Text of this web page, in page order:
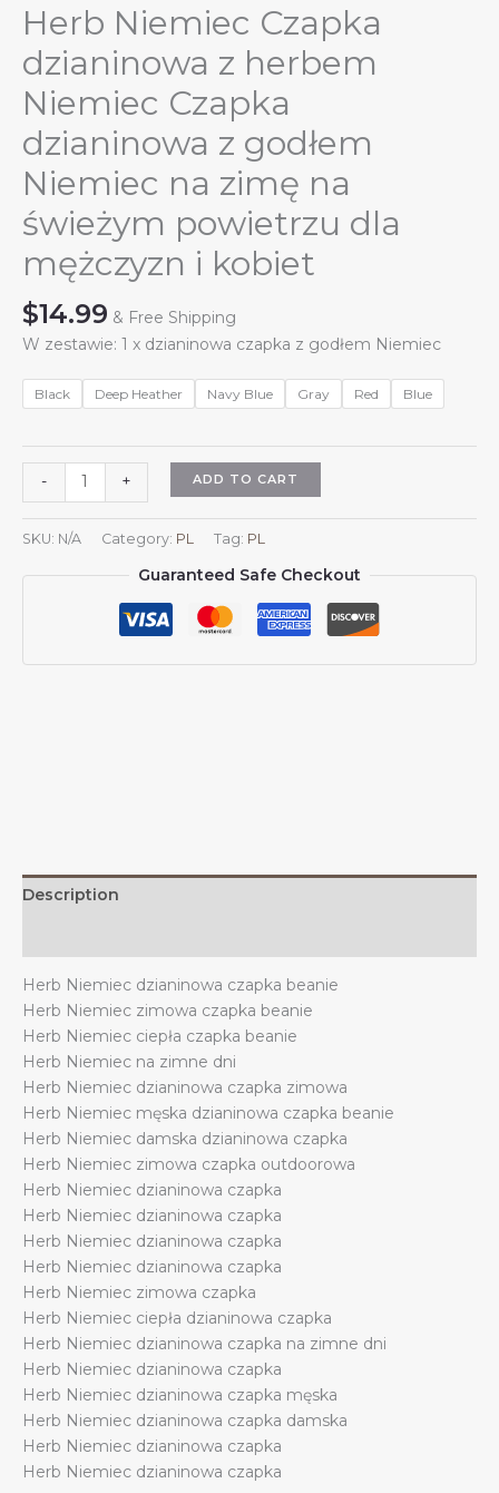
Herb Niemiec Czapka
dzianinowa z herbem
Niemiec Czapka
dzianinowa z godłem
Niemiec na zimę na
świeżym powietrzu dla
mężczyzn i kobiet
$14.99 & Free Shipping
W zestawie: 1 x dzianinowa czapka z godłem Niemiec
Black Deep Heather Navy Blue Gray Red Blue
-
Niemiec
Czapka
dzianinowa
z
powietrzu
i
kobiet
quantity
+ ADD TO CART
SKU: N/A Category: PL Tag: PL
Guaranteed Safe Checkout
Description
Herb Niemiec dzianinowa czapka beanie
Herb Niemiec zimowa czapka beanie
Herb Niemiec ciepła czapka beanie
Herb Niemiec na zimne dni
Herb Niemiec dzianinowa czapka zimowa
Herb Niemiec męska dzianinowa czapka beanie
Herb Niemiec damska dzianinowa czapka
Herb Niemiec zimowa czapka outdoorowa
Herb Niemiec dzianinowa czapka
Herb Niemiec dzianinowa czapka
Herb Niemiec dzianinowa czapka
Herb Niemiec dzianinowa czapka
Herb Niemiec zimowa czapka
Herb Niemiec ciepła dzianinowa czapka
Herb Niemiec dzianinowa czapka na zimne dni
Herb Niemiec dzianinowa czapka
Herb Niemiec dzianinowa czapka męska
Herb Niemiec dzianinowa czapka damska
Herb Niemiec dzianinowa czapka
Herb Niemiec dzianinowa czapka